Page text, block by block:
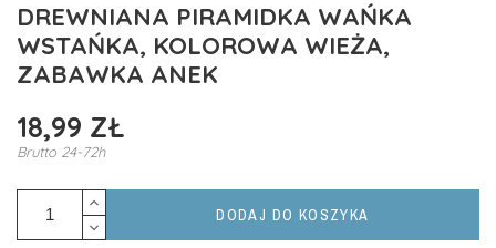
DREWNIANA PIRAMIDKA WAŃKA
WSTAŃKA, KOLOROWA WIEŻA,
ZABAWKA ANEK
18,99 ZŁ
Brutto 24-72h
DODAJ DO KOSZYKA